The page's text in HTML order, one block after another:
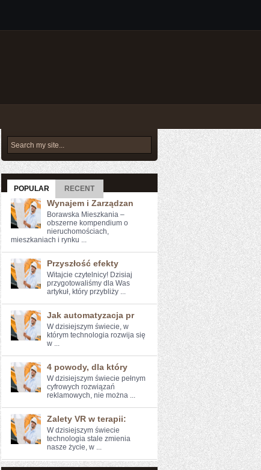
POPULAR RECENT
Wynajem i Zarządzan
Borawska Mieszkania –
obszerne kompendium o
nieruchomościach,
mieszkaniach i rynku ...
Przyszłość efekty
Witajcie ‍czytelnicy! Dzisiaj‍
przygotowaliśmy ⁢dla Was
artykuł, który przybliży‍ ...
Jak automatyzacja pr
W‍ dzisiejszym‍ świecie, w
którym ⁣technologia rozwija się
⁣w ...
4 powody, dla który
W dzisiejszym świecie pełnym
cyfrowych‌ rozwiązań
reklamowych, nie ​można ...
Zalety VR w terapii:
W dzisiejszym świecie
technologia stale zmienia
nasze⁤ życie, w ...